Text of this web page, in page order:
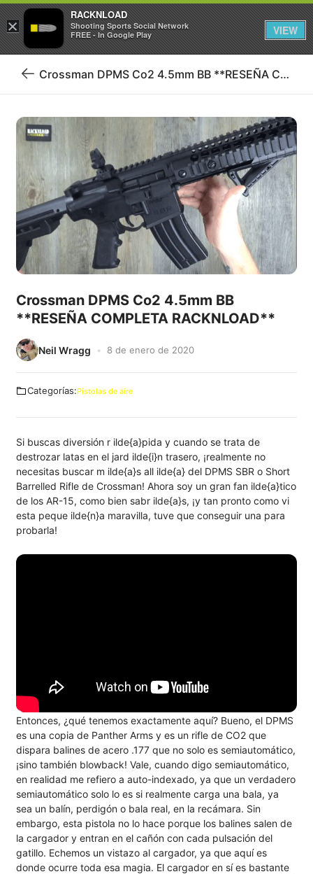
Iniciar sesión Registrarse
Volver
blog
Crossman DPMS Co2 4.5mm BB **RESEÑA COMPLETA RACKNLOAD**
Crossman DPMS Co2 4.5mm BB
**RESEÑA COMPLETA RACKNLOAD**
Neil Wragg 8 de enero de 2020
Categorías:Pistolas de aire
Si buscas diversión r ilde{a}pida y cuando se trata de
destrozar latas en el jard ilde{i}n trasero, ¡realmente no
necesitas buscar m ilde{a}s all ilde{a} del DPMS SBR o Short
Barrelled Rifle de Crossman! Ahora soy un gran fan ilde{a}tico
de los AR-15, como bien sabr ilde{a}s, ¡y tan pronto como vi
esta peque ilde{n}a maravilla, tuve que conseguir una para
probarla!
Entonces, ¿qué tenemos exactamente aquí? Bueno, el DPMS
es una copia de Panther Arms y es un rifle de CO2 que
dispara balines de acero .177 que no solo es semiautomático,
¡sino también blowback! Vale, cuando digo semiautomático,
en realidad me refiero a auto-indexado, ya que un verdadero
semiautomático solo lo es si realmente carga una bala, ya
sea un balín, perdigón o bala real, en la recámara. Sin
embargo, esta pistola no lo hace porque los balines salen de
la cargador y entran en el cañón con cada pulsación del
gatillo. Echemos un vistazo al cargador, ya que aquí es
donde ocurre toda esa magia. El cargador en sí es bastante
×
RACKNLOAD
Shooting Sports Social Network
FREE - In Google Play
VIEW